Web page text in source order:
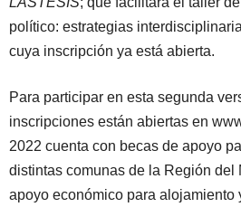
político: estrategias
cuya inscripción ya está abierta.
Para participar en esta segunda
inscripciones están abiertas en
2022 cuenta con becas de apoyo
distintas comunas de la Región del
apoyo económico para alojamiento